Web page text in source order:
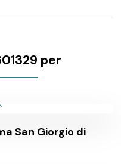
per
San Giorgio di